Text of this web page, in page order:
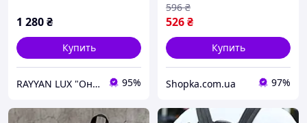
1 280₴
Купить
RAYYAN LUX "Онлайн Магазин" 95%
526₴
596 ₴
Купить
Shopka.com.ua 97%